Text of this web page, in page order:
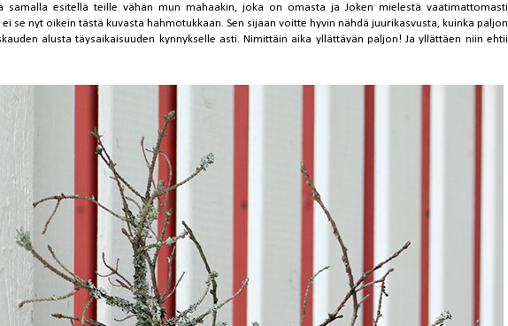
samalla esitellä teille vähän mun mahaakin, joka on omasta ja Joken mielestä vaatimattomasti
se nyt oikein tästä kuvasta hahmotukkaan. Sen sijaan voitte hyvin nähdä juurikasvusta, kuinka paljon
alusta täysaikaisuuden kynnykselle asti. Nimittäin aika yllättävän paljon! Ja yllättäen niin ehtii